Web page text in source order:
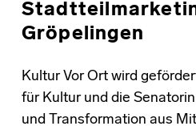
Gröpelingen
Kultur Vor Ort wird
für Kultur und die
und Transformation aus